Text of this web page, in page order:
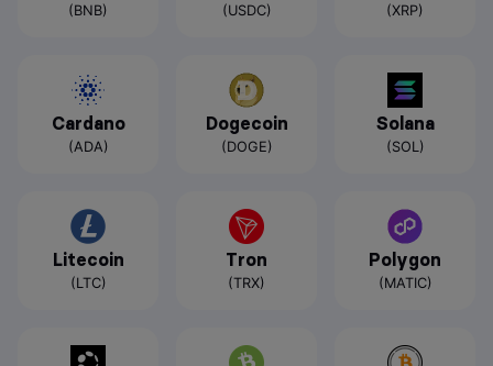
(BNB) (USDC) (XRP)
Cardano
(ADA)
Dogecoin
(DOGE)
Solana
(SOL)
Litecoin
(LTC)
Tron
(TRX)
Polygon
(MATIC)